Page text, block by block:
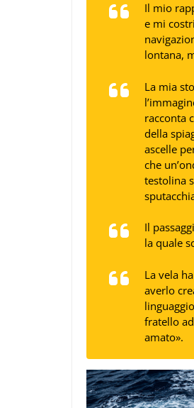
Il mio
e mi
lontana,
La mia
racconta
della
ascelle
che
testolina
Il
la quale
La vela
averlo
fratello
amato».